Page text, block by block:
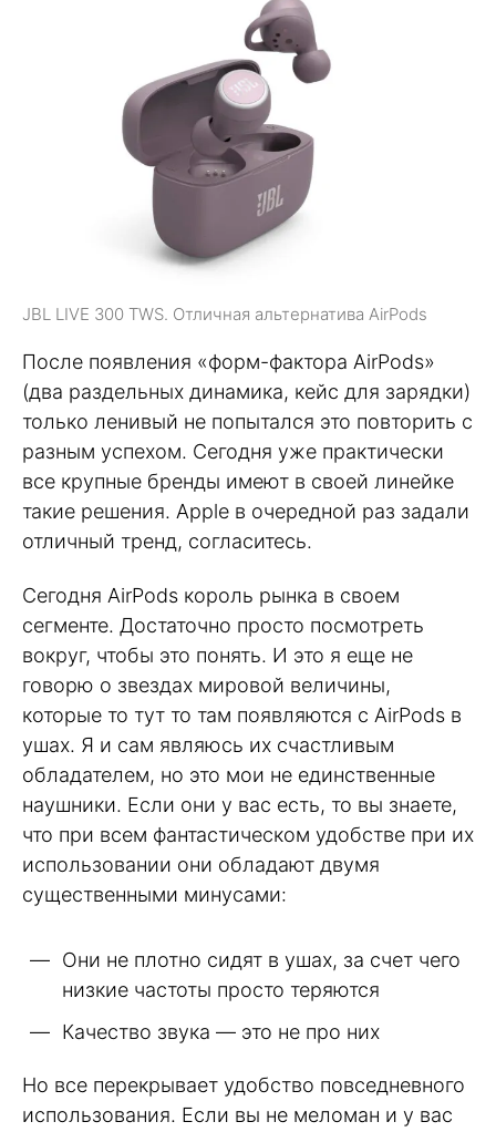
JBL LIVE 300 TWS. Отличная альтернатива AirPods
После появления «форм-фактора AirPods»
(два раздельных динамика, кейс для зарядки)
только ленивый не попытался это повторить с
разным успехом. Сегодня уже практически
все крупные бренды имеют в своей линейке
такие решения. Apple в очередной раз задали
отличный тренд, согласитесь.
Сегодня AirPods король рынка в своем
сегменте. Достаточно просто посмотреть
вокруг, чтобы это понять. И это я еще не
говорю о звездах мировой величины,
которые то тут то там появляются с AirPods в
ушах. Я и сам являюсь их счастливым
обладателем, но это мои не единственные
наушники. Если они у вас есть, то вы знаете,
что при всем фантастическом удобстве при их
использовании они обладают двумя
существенными минусами:
Они не плотно сидят в ушах, за счет чего
низкие частоты просто теряются
Качество звука — это не про них
Но все перекрывает удобство повседневного
использования. Если вы не меломан и у вас